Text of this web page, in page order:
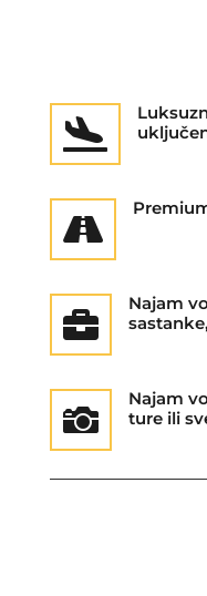



Najam

Najam
ture ili